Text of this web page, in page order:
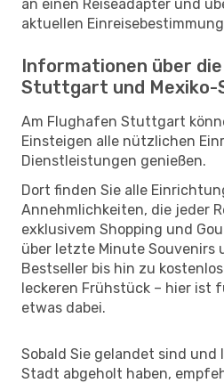
an einen Reiseadapter und
aktuellen
Informationen über
Stuttgart und Mexiko-
Am Flughafen Stuttgart
Einsteigen alle nützlichen
Dienstleistungen genießen.
Dort finden Sie alle
Annehmlichkeiten, die jeder
exklusivem Shopping und
über letzte Minute Souvenirs
Bestseller bis hin zu
leckeren Frühstück – hier ist
etwas dabei.
Sobald Sie gelandet sind und
Stadt abgeholt haben,